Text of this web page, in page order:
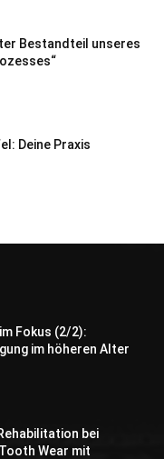
Bestandteil unseres
Deine Praxis
Fokus (2/2):
im höheren Alter
bei
Wear mit